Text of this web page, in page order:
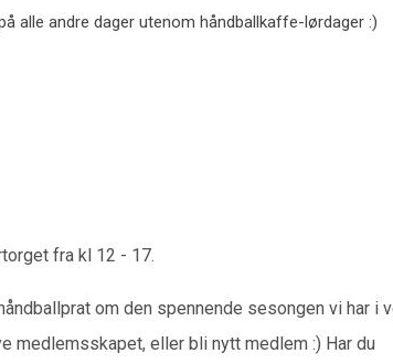
alle andre dager utenom håndballkaffe-lørdager :)
fra kl 12 - 17.
om den spennende sesongen vi har i
medlemsskapet, eller bli nytt medlem :) Har du